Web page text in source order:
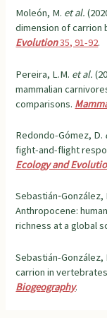
Moleón, M. et al.
dimension of carrion
Evolution35, 91-92.
Pereira, L.M. et al.
mammalian
comparisons.
Redondo-Gómez, D.
fight-and-flight
Ecology and
Sebastián‐González,
Anthropocene:
richness at a global
Sebastián-González,
carrion in
Biogeography.